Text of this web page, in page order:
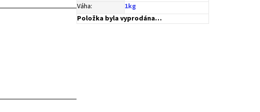
Váha:
1kg
Položka byla vyprodána…